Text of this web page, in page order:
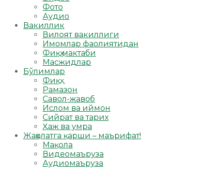
Фото
Аудио
Вакиллик
Вилоят вакиллиги
Имомлар фаолиятидан
Фиқҳ мактаби
Масжидлар
Бўлимлар
Фиқҳ
Рамазон
Савол-жавоб
Ислом ва иймон
Сийрат ва тарих
Ҳаж ва умра
Жаҳолатга қарши – маърифат!
Мақола
Видеомаъруза
Аудиомаъруза